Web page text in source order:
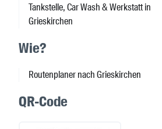
Tankstelle, Car Wash & Werkstatt in
Grieskirchen
Wie?
Routenplaner nach Grieskirchen
QR-Code